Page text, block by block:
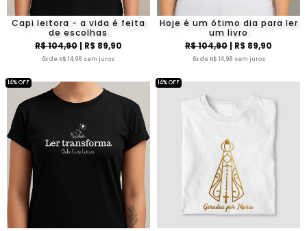
Capi leitora - a vida é feita
de escolhas
R$ 104,90| R$ 89,90
6x de R$ 14,98 sem juros
Hoje é um ótimo dia para ler
um livro
R$ 104,90| R$ 89,90
6x de R$ 14,98 sem juros
14% OFF 14% OFF